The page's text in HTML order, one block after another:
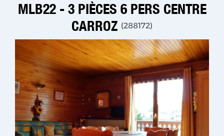
MLB22 - 3 PIÈCES 6 PERS CENTRE
CARROZ (288172)